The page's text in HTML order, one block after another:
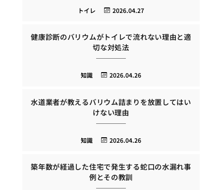
2026.04.27
トイレ
健康診断のバリウムがトイレで流れない理由と適
切な対処法
2026.04.26
知識
水道業者が教えるバリウム詰まりを放置してはい
けない理由
2026.04.26
知識
築年数が経過した住宅で発生する蛇口の水漏れ事
例とその教訓